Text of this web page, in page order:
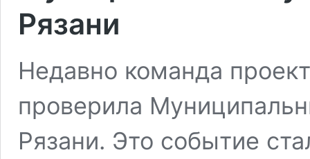
Рязани
Недавно команда
проверила
Рязани. Это событие